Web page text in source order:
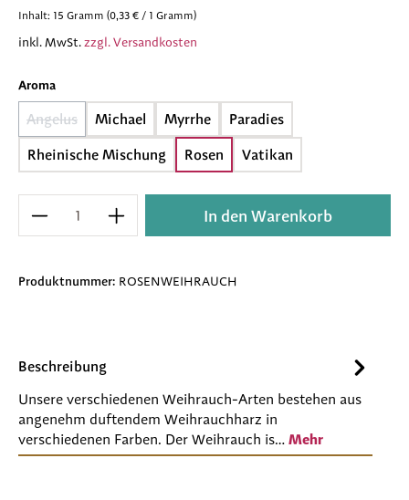
Inhalt: 15 Gramm (0,33 € / 1 Gramm)
inkl. MwSt.zzgl. Versandkosten
Aromaauswählen
Angelus
(Diese Option ist zurzeit nicht verfügbar.)
Michael Myrrhe Paradies
Rheinische Mischung Rosen Vatikan
Produkt Anzahl: Gib den gewünschten
In den Warenkorb
Produktnummer: ROSENWEIHRAUCH
Beschreibung
Unsere verschiedenen Weihrauch-Arten bestehen aus
angenehm duftendem Weihrauchharz in
verschiedenen Farben. Der Weihrauch is… Mehr